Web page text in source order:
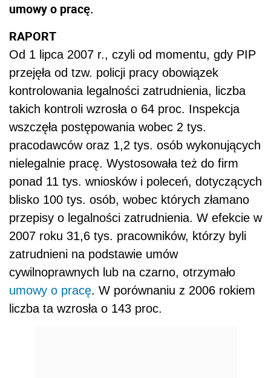
umowy o pracę.
RAPORT
Od 1 lipca 2007 r., czyli od momentu, gdy PIP
przejęła od tzw. policji pracy obowiązek
kontrolowania legalności zatrudnienia, liczba
takich kontroli wzrosła o 64 proc. Inspekcja
wszczęła postępowania wobec 2 tys.
pracodawców oraz 1,2 tys. osób wykonujących
nielegalnie pracę. Wystosowała też do firm
ponad 11 tys. wniosków i poleceń, dotyczących
blisko 100 tys. osób, wobec których złamano
przepisy o legalności zatrudnienia. W efekcie w
2007 roku 31,6 tys. pracowników, którzy byli
zatrudnieni na podstawie umów
cywilnoprawnych lub na czarno, otrzymało
umowy o pracę. W porównaniu z 2006 rokiem
liczba ta wzrosła o 143 proc.